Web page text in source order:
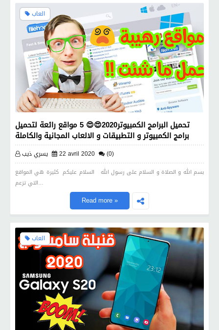
العاب
تحميل البرامج الكمبيوتر2020😍😍 5 مواقع رائعة لتحميل
برامج الكمبيوتر و التطبيقات و الالعاب المجانية والكاملة
يسري ذيب 22 avril 2020 (0)
بسم الله و الصلاة و السلام على رسول الله السلام عليكم كثيرة هي المواقع
التي تزعم…
Read more »
العاب